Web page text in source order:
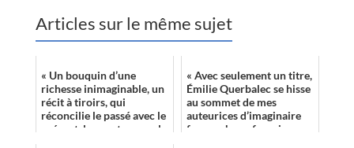
Articles sur le même sujet
« Un bouquin d’une
richesse inimaginable, un
récit à tiroirs, qui
réconcilie le passé avec le
présent, les contes avec la
« Avec seulement un titre,
Émilie Querbalec se hisse
au sommet de mes
auteurices d’imaginaire
francophone favoris. »